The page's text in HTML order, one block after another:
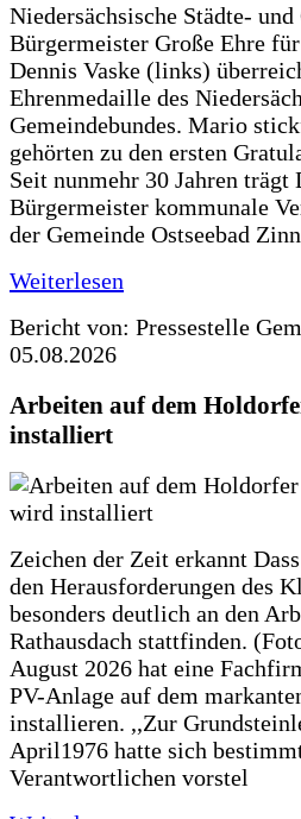
Niedersächsische Städte-
Bürgermeister Große Ehre
Dennis Vaske (links)
Ehrenmedaille des
Gemeindebundes. Mario
gehörten zu den ersten
Seit nunmehr 30 Jahren
Bürgermeister kommunale
der Gemeinde Ostseebad
Weiterlesen
Bericht von: Pressestelle
05.08.2026
Arbeiten auf dem
installiert
Zeichen der Zeit erkannt
den Herausforderungen des
besonders deutlich an den
Rathausdach stattfinden.
August 2026 hat eine
PV-Anlage auf dem
installieren. ,,Zur
April1976 hatte sich
Verantwortlichen vorstel